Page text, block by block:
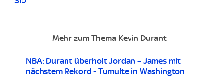
Mehr zum Thema Kevin Durant
NBA: Durant überholt Jordan – James mit
nächstem Rekord - Tumulte in Washington